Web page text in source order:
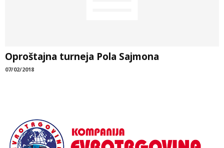
Oproštajna turneja Pola Sajmona
07/02/2018